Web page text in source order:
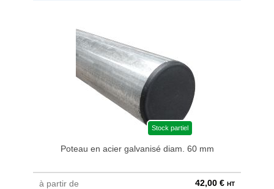
Stock partiel
Poteau en acier galvanisé diam. 60 mm
à partir de 42,00 € HT